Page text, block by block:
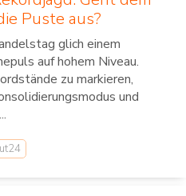
Puste aus?
glich einem
auf hohem Niveau.
zu markieren,
und